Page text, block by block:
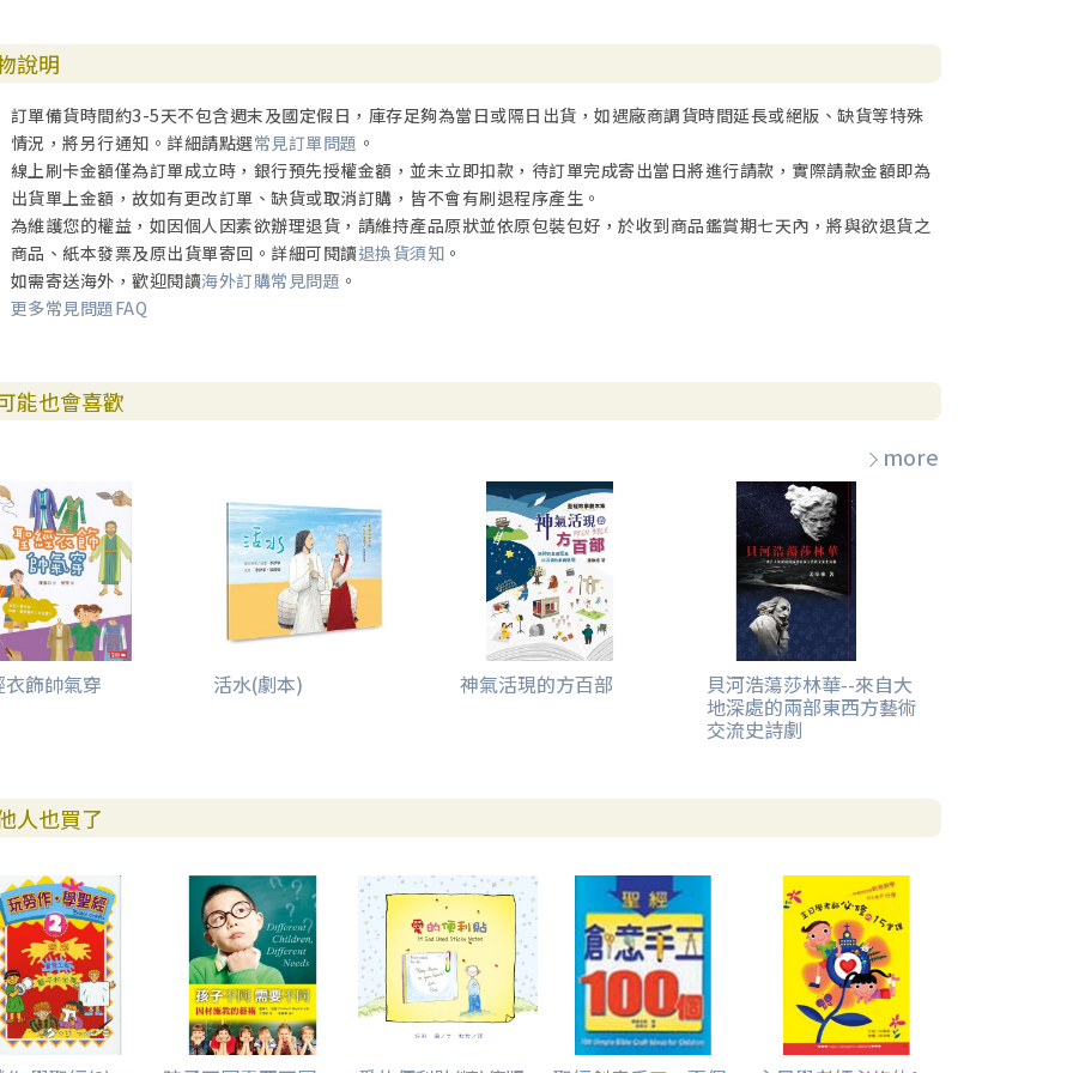
說明
訂單備貨時間約3-5天不包含週末及國定假日，庫存足夠為當日或隔日出貨，如遇廠商調貨時間延長或絕版、缺貨等特殊
情況，將另行通知。詳細請點選常見訂單問題 。
線上刷卡金額僅為訂單成立時，銀行預先授權金額，並未立即扣款，待訂單完成寄出當日將進行請款，實際請款金額即為
出貨單上金額，故如有更改訂單、缺貨或取消訂購，皆不會有刷退程序產生。
為維護您的權益，如因個人因素欲辦理退貨，請維持產品原狀並依原包裝包好，於收到商品鑑賞期七天內，將與欲退貨之
商品、紙本發票及原出貨單寄回。詳細可閱讀退換貨須知 。
如需寄送海外，歡迎閱讀海外訂購常見問題 。
更多常見問題FAQ
能也會喜歡
more
飾帥氣穿 活水(劇本) 神氣活現的方百部 貝河浩蕩莎林華--來自大
地深處的兩部東西方藝術
交流史詩劇
人也買了